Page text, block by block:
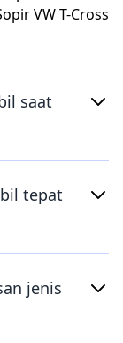
VW T-Cross
saat
tepat
jenis